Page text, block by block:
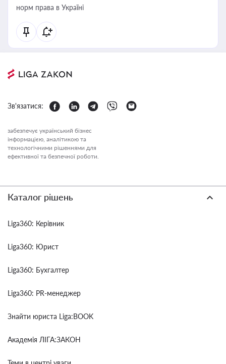
норм права в Україні
Зв'язатися:
забезпечує український бізнес
інформацією, аналітикою та
технологічними рішеннями для
ефективної та безпечної роботи.
Каталог рішень
Liga360: Керівник
Liga360: Юрист
Liga360: Бухгалтер
Liga360: PR-менеджер
Знайти юриста Liga:BOOK
Академія ЛІГА:ЗАКОН